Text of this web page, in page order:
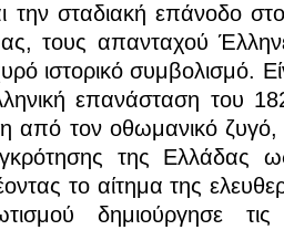
την σταδιακή επάνοδο
τους απανταχού
ιστορικό συμβολισμό.
επανάσταση του
από τον οθωμανικό
της Ελλάδας
το αίτημα της
δημιούργησε τις